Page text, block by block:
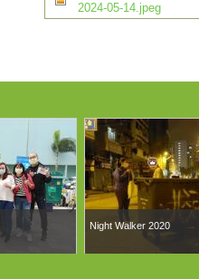
2024-05-14.jpeg
Night Walker 2020